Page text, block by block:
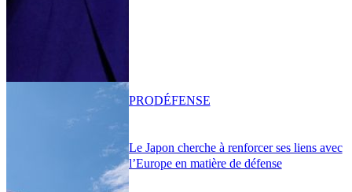
Le Japon cherche à renforcer ses liens avec
l’Europe en matière de défense
PRODÉFENSE